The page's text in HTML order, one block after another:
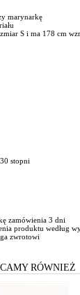
marynarkę
S i ma 178 cm
stopni
zamówienia 3 dni
produktu według
zwrotowi
RÓWNIEŻ